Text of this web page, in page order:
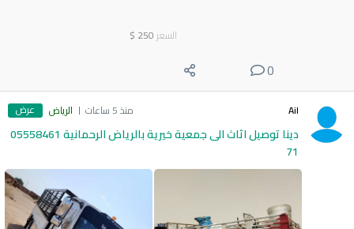
السعر 250
$
0
Ail منذ 5 ساعات الرياض عرض
دينا توصيل اثاث الى جمعية خيرية بالرياض الرحمانية 05558461
71